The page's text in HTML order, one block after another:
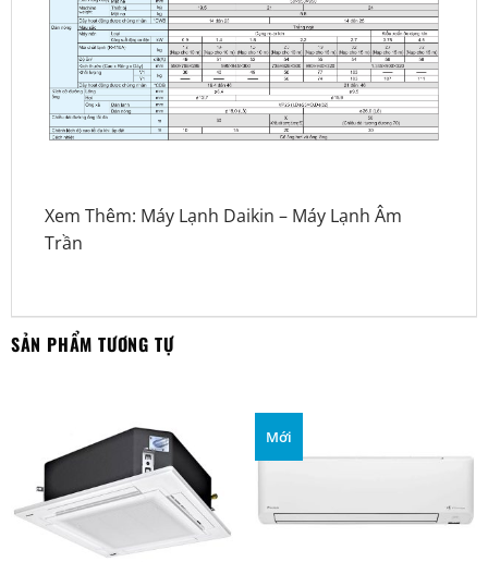
Xem Thêm: Máy Lạnh Daikin – Máy Lạnh Âm
Trần
SẢN PHẨM TƯƠNG TỰ
Mới